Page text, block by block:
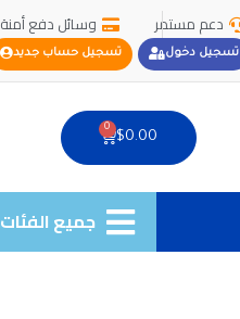
دعم مستمر وسائل دفع أمنة
تسجيل دخول تسجيل حساب جديد
$0.00
0
Cart
جميع الفئات